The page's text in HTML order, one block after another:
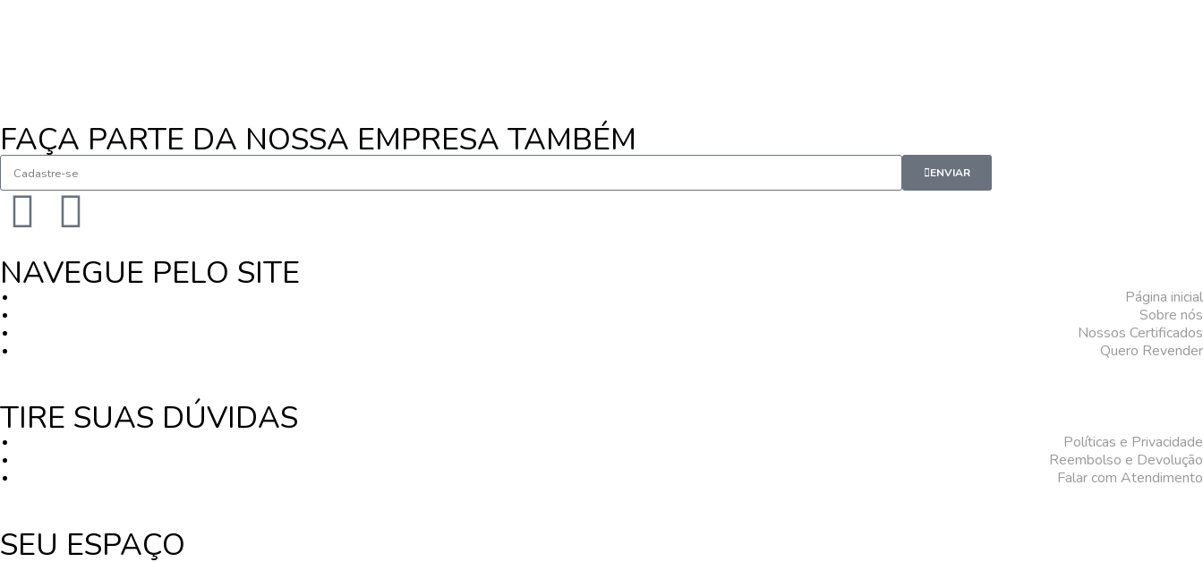
FAÇA PARTE DA NOSSA EMPRESA TAMBÉM
ENVIAR
NAVEGUE PELO SITE
Página inicial
Sobre nós
Nossos Certificados
Quero Revender
TIRE SUAS DÚVIDAS
Políticas e Privacidade
Reembolso e Devolução
Falar com Atendimento
SEU ESPAÇO